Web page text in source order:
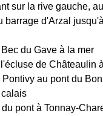
sur la rive gauche,
barrage d'Arzal
du Gave à la mer
de Châteaulin
Pontivy au pont du
pont à Tonnay-